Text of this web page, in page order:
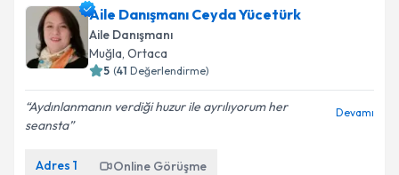
Aile Danışmanı Ceyda Yücetürk
Aile Danışmanı
Muğla, Ortaca
5 (41 Değerlendirme)
Aydınlanmanın verdiği huzur ile ayrılıyorum her
seansta
Devamı
Adres 1 Online Görüşme